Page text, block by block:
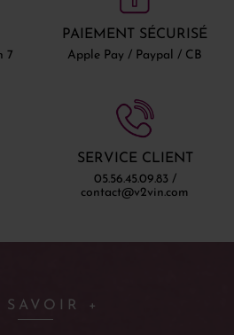
7
PAIEMENT SÉCURISÉ
Apple Pay / Paypal / CB
SERVICE CLIENT
05.56.45.09.83 /
contact@v2vin.com
SAVOIR +